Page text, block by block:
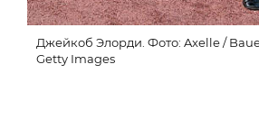
Джейкоб Элорди. Фото: Axelle /
Getty Images